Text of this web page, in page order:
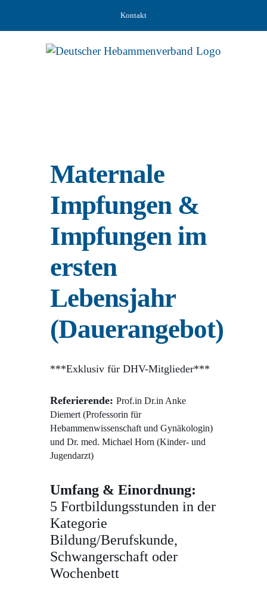
Kontakt
Maternale
Impfungen &
Impfungen im
ersten
Lebensjahr
(Dauerangebot)
***Exklusiv für DHV-Mitglieder***
Referierende: Prof.in Dr.in Anke
Diemert (Professorin für
Hebammenwissenschaft und Gynäkologin)
und Dr. med. Michael Horn (Kinder- und
Jugendarzt)
Umfang & Einordnung:
5 Fortbildungsstunden in der
Kategorie
Bildung/Berufskunde,
Schwangerschaft oder
Wochenbett